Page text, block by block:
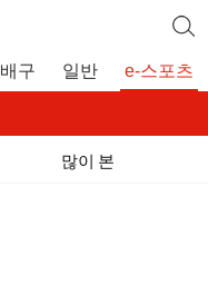
배구 일반 e-스포츠
많이 본